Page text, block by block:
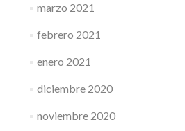
marzo 2021
febrero 2021
enero 2021
diciembre 2020
noviembre 2020